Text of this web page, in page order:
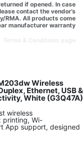
if opened. In case
contact the vendor’s
RMA. All products come
manufacturer warranty.
Wireless
Ethernet, USB &
White (G3Q47A)
wireless
printing, Wi-
App support, designed